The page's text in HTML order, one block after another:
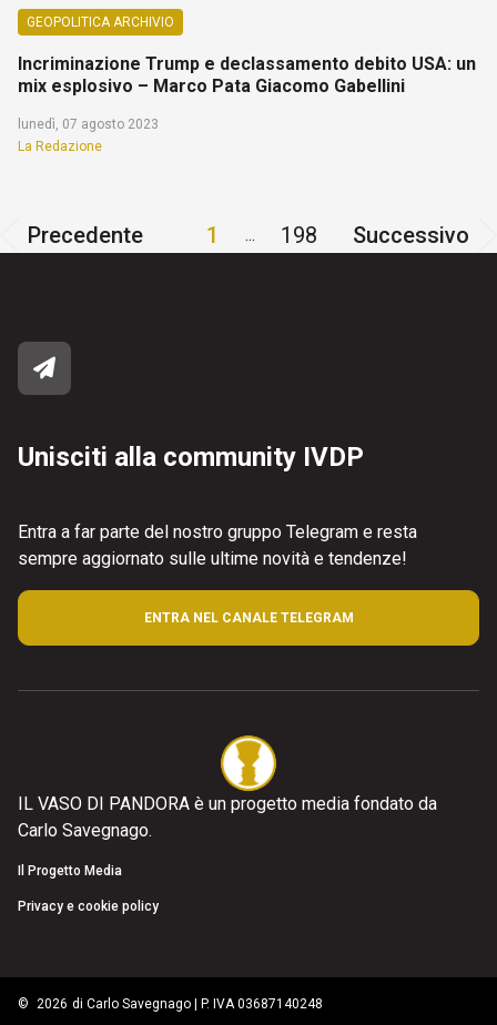
GEOPOLITICA ARCHIVIO
Incriminazione Trump e declassamento debito USA: un
mix esplosivo – Marco Pata Giacomo Gabellini
lunedì, 07 agosto 2023
La Redazione
Precedente 1 ... 198 Successivo
Unisciti alla community IVDP
Entra a far parte del nostro gruppo Telegram e resta
sempre aggiornato sulle ultime novità e tendenze!
ENTRA NEL CANALE TELEGRAM
IL VASO DI PANDORA è un progetto media fondato da
Carlo Savegnago.
Il Progetto Media
Privacy e cookie policy
© 2026 di Carlo Savegnago | P. IVA 03687140248